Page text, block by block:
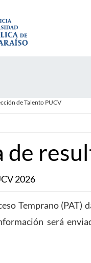
de Talento PUCV
de
2026
Temprano
será